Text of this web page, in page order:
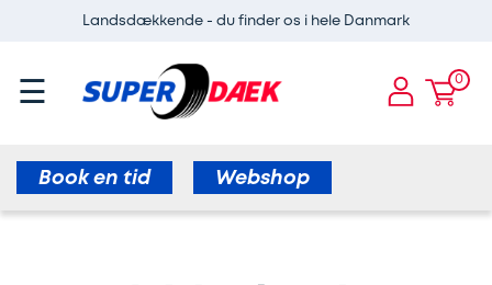
Landsdækkende - du finder os i hele Danmark
0
Super×
Dæk
Fælge
×
Truckdæk
Regummierede
dæk
×
Breakdown
Kundeaftale
☰
Book en tid Webshop